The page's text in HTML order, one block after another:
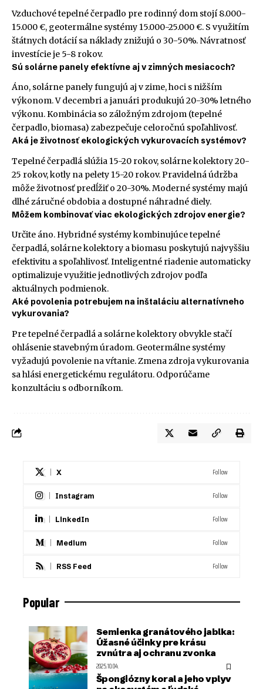
Vzduchové tepelné čerpadlo pre rodinný dom stojí 8.000-
15.000 €, geotermálne systémy 15.000-25.000 €. S využitím
štátnych dotácií sa náklady znižujú o 30-50%. Návratnosť
investície je 5-8 rokov.
Sú solárne panely efektívne aj v zimných mesiacoch?
Áno, solárne panely fungujú aj v zime, hoci s nižším
výkonom. V decembri a januári produkujú 20-30% letného
výkonu. Kombinácia so záložným zdrojom (tepelné
čerpadlo, biomasa) zabezpečuje celoročnú spoľahlivosť.
Aká je životnosť ekologických vykurovacích systémov?
Tepelné čerpadlá slúžia 15-20 rokov, solárne kolektory 20-
25 rokov, kotly na pelety 15-20 rokov. Pravidelná údržba
môže životnosť predĺžiť o 20-30%. Moderné systémy majú
dlhé záručné obdobia a dostupné náhradné diely.
Môžem kombinovať viac ekologických zdrojov energie?
Určite áno. Hybridné systémy kombinujúce tepelné
čerpadlá, solárne kolektory a biomasu poskytujú najvyššiu
efektivitu a spoľahlivosť. Inteligentné riadenie automaticky
optimalizuje využitie jednotlivých zdrojov podľa
aktuálnych podmienok.
Aké povolenia potrebujem na inštaláciu alternatívneho
vykurovania?
Pre tepelné čerpadlá a solárne kolektory obvykle stačí
ohlásenie stavebným úradom. Geotermálne systémy
vyžadujú povolenie na vŕtanie. Zmena zdroja vykurovania
sa hlási energetickému regulátoru. Odporúčame
konzultáciu s odborníkom.
X Follow
Instagram Follow
LinkedIn Follow
Medium Follow
RSS Feed Follow
Popular
Semienka granátového jablka:
Úžasné účinky pre krásu
zvnútra aj ochranu zvonka
2025.10.04.
Špongiózny koral a jeho vplyv